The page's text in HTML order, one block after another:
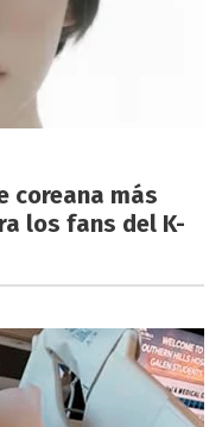
coreana más
los fans del K-